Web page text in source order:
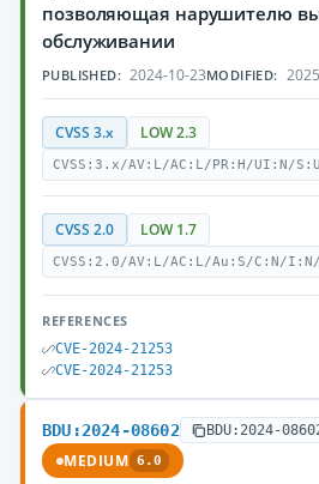
позволяющая нарушителю
обслуживании
PUBLISHED: 2024-10-23MODIFIED:
CVSS 3.x LOW 2.3
CVSS:3.x/AV:L/AC:L/PR:H/UI:N/
CVSS 2.0 LOW 1.7
CVSS:2.0/AV:L/AC:L/Au:S/C:N/
REFERENCES
CVE-2024-21253
CVE-2024-21253
BDU:2024-08602 BDU:2024-
MEDIUM 6.0